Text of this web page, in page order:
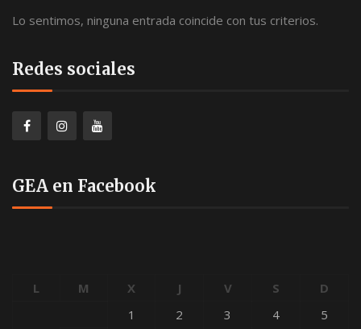
Lo sentimos, ninguna entrada coincide con tus criterios.
Redes sociales
GEA en Facebook
L M X J V S
D
1
2 3 4
5